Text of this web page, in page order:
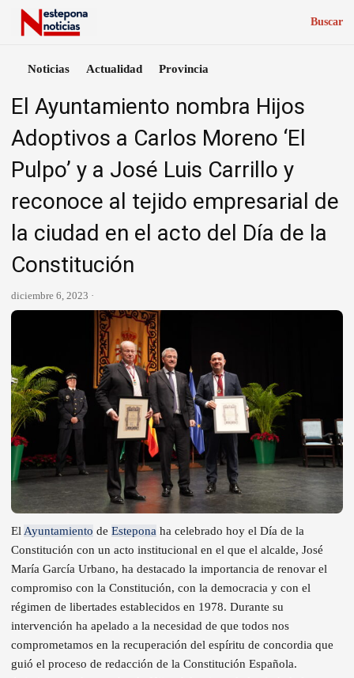
Buscar
Noticias Actualidad Provincia
El Ayuntamiento nombra Hijos
Adoptivos a Carlos Moreno ‘El
Pulpo’ y a José Luis Carrillo y
reconoce al tejido empresarial de
la ciudad en el acto del Día de la
Constitución
diciembre 6, 2023 ·
ElAyuntamiento de Estepona ha celebrado hoy el Día de la
Constitución con un acto institucional en el que el alcalde, José
María García Urbano, ha destacado la importancia de renovar el
compromiso con la Constitución, con la democracia y con el
régimen de libertades establecidos en 1978. Durante su
intervención ha apelado a la necesidad de que todos nos
comprometamos en la recuperación del espíritu de concordia que
guió el proceso de redacción de la Constitución Española.